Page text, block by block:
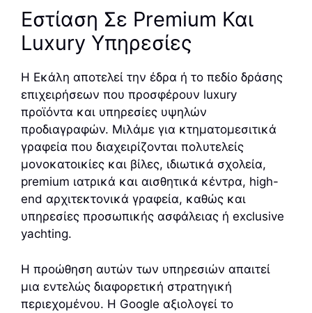
Εστίαση Σε Premium Και
Luxury Υπηρεσίες
Η Εκάλη αποτελεί την έδρα ή το πεδίο δράσης
επιχειρήσεων που προσφέρουν luxury
προϊόντα και υπηρεσίες υψηλών
προδιαγραφών. Μιλάμε για κτηματομεσιτικά
γραφεία που διαχειρίζονται πολυτελείς
μονοκατοικίες και βίλες, ιδιωτικά σχολεία,
premium ιατρικά και αισθητικά κέντρα, high-
end αρχιτεκτονικά γραφεία, καθώς και
υπηρεσίες προσωπικής ασφάλειας ή exclusive
yachting.
Η προώθηση αυτών των υπηρεσιών απαιτεί
μια εντελώς διαφορετική στρατηγική
περιεχομένου. Η Google αξιολογεί το